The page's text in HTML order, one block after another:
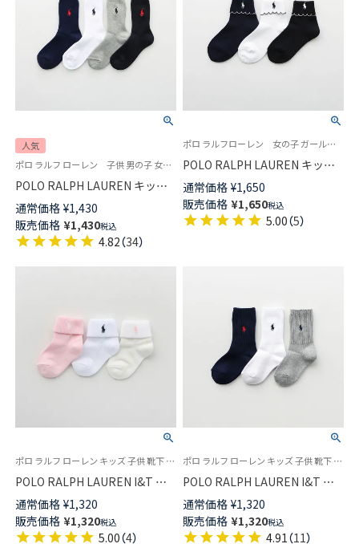
人気
ポロ ラルフ ローレン 子供 男の子 女の子 スクールソックス
POLO RALPH LAUREN キッズ
綿混 リブ ワンポイント刺繍 ク
ルー丈 スクールソックス
04863400
通常価格 ¥1,430
販売価格 ¥1,430税込
4.82（34）
ポロ ラルフローレン 女の子 ガールズ 子供 靴下 旧04803673
POLO RALPH LAUREN キッズ
折り返し ピコットミシン フリ
ル ワンポイント刺繍 ショート
ソックス 04803763
通常価格 ¥1,650
販売価格 ¥1,650税込
5.00（5）
ポロ ラルフ ローレン キッズ 子供 靴下 旧 04835455
POLO RALPH LAUREN I&T ベ
ビー＆キッズ ソックス ロゴ 折
り返し（3つ折り） ショート丈 ソ
ックス 04835565
通常価格 ¥1,320
販売価格 ¥1,320税込
5.00（4）
ポロ ラルフ ローレン キッズ 子供 靴下 ロゴ刺繍
POLO RALPH LAUREN I&T ベ
ビー キッズ ワンポイント リブ
ソックス クルー丈 04835406
通常価格 ¥1,320
販売価格 ¥1,320税込
4.91 （11）